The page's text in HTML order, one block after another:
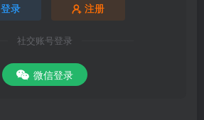
登录 注册
社交账号登录
微信登录